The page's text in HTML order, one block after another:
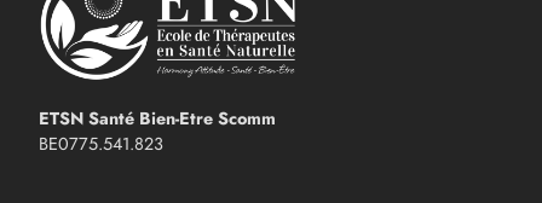
ETSN Santé Bien-Etre Scomm
BE0775.541.823